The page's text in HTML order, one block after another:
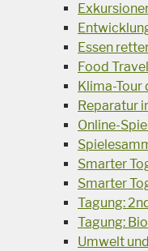
Essen
Food Travel
Klima-
Reparatur
Online-
Smarter
Smarter
Tagung:
Tagung:
Umwelt